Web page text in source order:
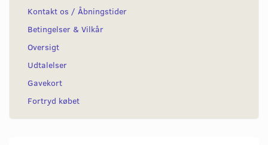
Kontakt os / Åbningstider
Betingelser & Vilkår
Oversigt
Udtalelser
Gavekort
Fortryd købet